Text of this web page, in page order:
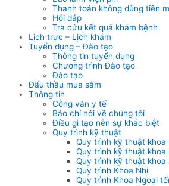
Thanh toán không dùng tiền
Hỏi đáp
Tra cứu kết quả khám bệnh
Lịch trực – Lịch khám
Tuyển dụng – Đào tạo
Thông tin tuyển dụng
Chương trình Đào tạo
Đào tạo
Đấu thầu mua sắm
Thông tin
Công văn y tế
Báo chí nói về chúng tôi
Điều gì tạo nên sự khác biệt
Quy trình kỹ thuật
Quy trình kỹ thuật khoa
Quy trình kỹ thuật khoa
Quy trình kỹ thuật khoa
Quy trình Khoa Nhi
Quy trình Khoa Ngoại